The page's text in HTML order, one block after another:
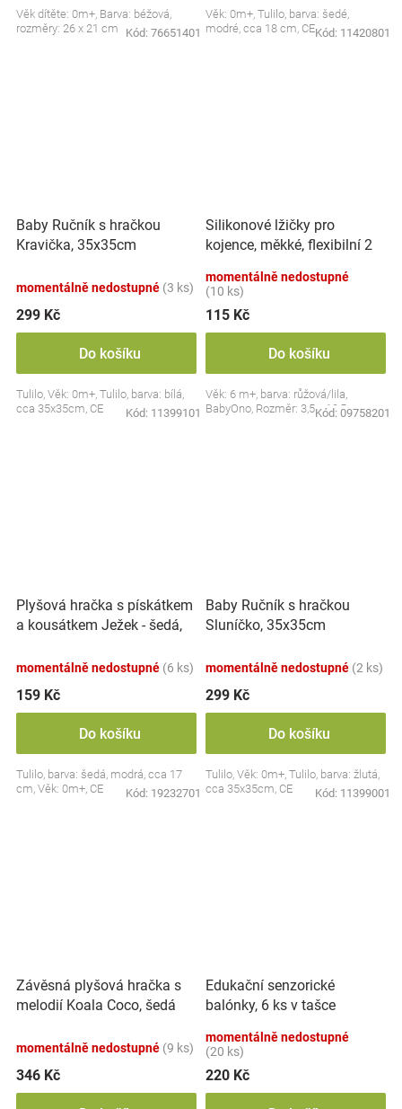
Věk dítěte: 0m+, Barva: béžová,
rozměry: 26 x 21 cm
Kód: 76651401
Věk: 0m+, Tulilo, barva: šedé,
modré, cca 18 cm, CEKód: 11420801
Baby Ručník s hračkou
Kravička, 35x35cm
momentálně nedostupné (3 ks)
299 Kč
Do košíku
Tulilo, Věk: 0m+, Tulilo, barva: bílá,
cca 35x35cm, CE
Kód: 11399101
Silikonové lžičky pro
kojence, měkké, flexibilní 2
momentálně nedostupné
(10 ks)
115 Kč
Do košíku
Věk: 6 m+, barva: růžová/lila,
BabyOno, Rozměr: 3,5 x 10,5 cm
Kód: 09758201
Plyšová hračka s pískátkem
a kousátkem Ježek - šedá,
momentálně nedostupné (6 ks)
159 Kč
Do košíku
Tulilo, barva: šedá, modrá, cca 17
cm, Věk: 0m+, CE
Kód: 19232701
Baby Ručník s hračkou
Sluníčko, 35x35cm
momentálně nedostupné (2 ks)
299 Kč
Do košíku
Tulilo, Věk: 0m+, Tulilo, barva: žlutá,
cca 35x35cm, CE
Kód: 11399001
Závěsná plyšová hračka s
melodií Koala Coco, šedá
momentálně nedostupné (9 ks)
346 Kč
Edukační senzorické
balónky, 6 ks v tašce
momentálně nedostupné
(20 ks)
220 Kč